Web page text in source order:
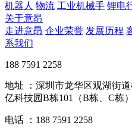
机器人 物流 工业机械手 锂电
关于意昂
走进意昂 企业荣誉 发展历程
系我们
188 7591 2258
地址 ：深圳市龙华区观湖街
亿科技园B栋101（B栋、C栋）
电话 ：188 7591 2258